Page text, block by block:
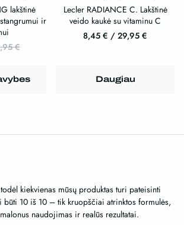
lakštinė
ir
€
Lecler RADIANCE C. Lakštinė
veido kaukė su vitaminu C
8,45 € / 29,95 €
Daugiau
options
on
the
product
kiekvienas mūsų produktas turi pateisinti
būti 10 iš 10 – tik kruopščiai atrinktos formulės,
naudojimas ir realūs rezultatai.